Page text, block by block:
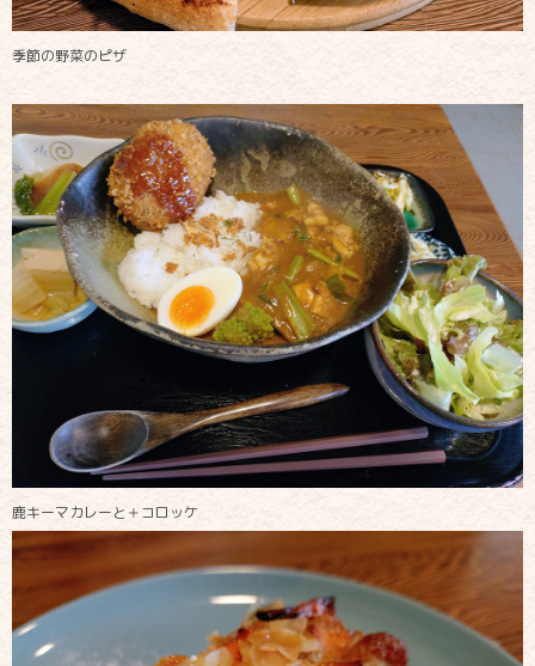
季節の野菜のピザ
鹿キーマカレーと＋コロッケ